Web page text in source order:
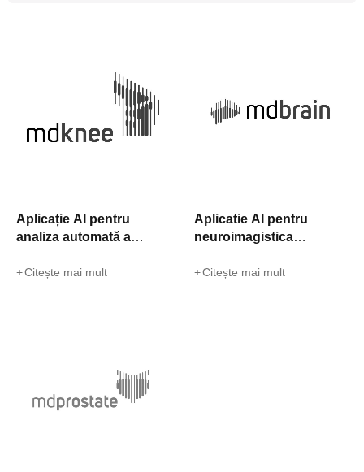
Aplicație AI pentru
analiza automată a
genunchiului mdknee
Citește mai mult
Aplicatie AI pentru
neuroimagistica
mdBrain
Citește mai mult